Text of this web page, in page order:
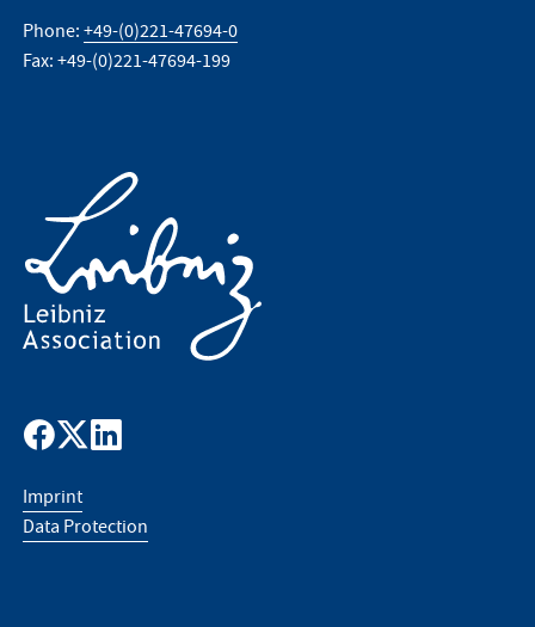
Phone:+49-(0)221-47694-0
Fax: +49-(0)221-47694-199
Imprint
Data Protection